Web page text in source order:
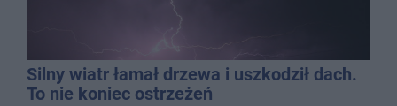
Silny wiatr łamał drzewa i uszkodził dach.
To nie koniec ostrzeżeń